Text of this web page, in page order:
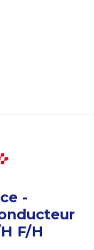
-
F/H